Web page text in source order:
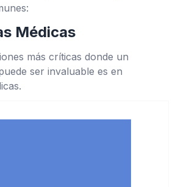
Médicas
más críticas donde un
ser invaluable es en